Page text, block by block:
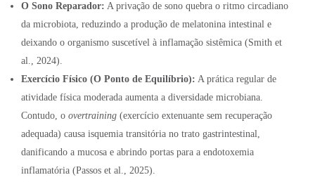
O Sono Reparador: A privação de sono quebra o ritmo circadiano
da microbiota, reduzindo a produção de melatonina intestinal e
deixando o organismo suscetível à inflamação sistêmica (Smith et
al., 2024).
Exercício Físico (O Ponto de Equilíbrio): A prática regular de
atividade física moderada aumenta a diversidade microbiana.
Contudo, o overtraining (exercício extenuante sem recuperação
adequada) causa isquemia transitória no trato gastrintestinal,
danificando a mucosa e abrindo portas para a endotoxemia
inflamatória (Passos et al., 2025).